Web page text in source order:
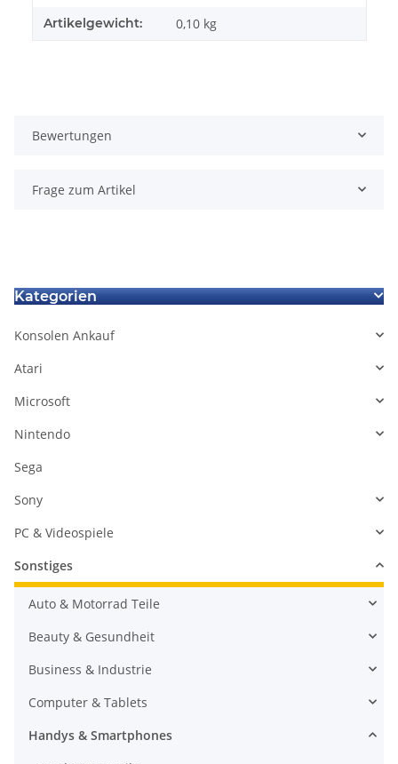
Artikelgewicht: 0,10 kg
Bewertungen
Frage zum Artikel
Kategorien
Konsolen Ankauf
Atari
Microsoft
Nintendo
Sega
Sony
PC & Videospiele
Sonstiges
Auto & Motorrad Teile
Beauty & Gesundheit
Business & Industrie
Computer & Tablets
Handys & Smartphones